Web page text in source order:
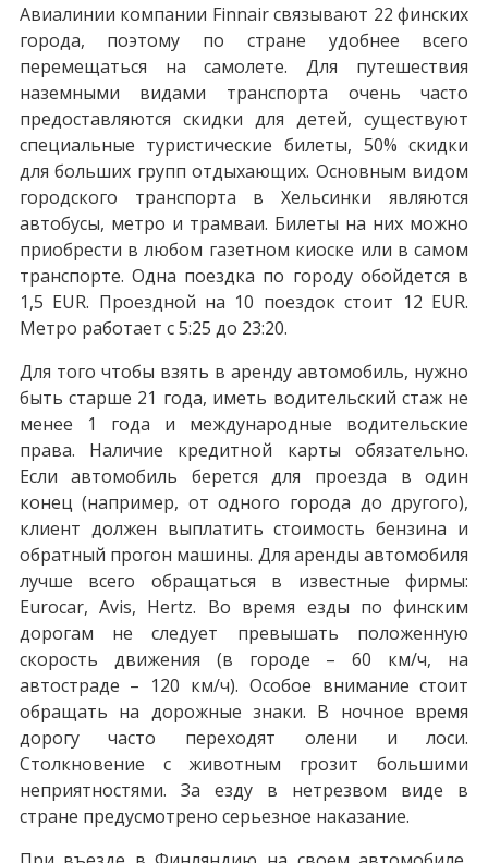
Авиалинии компании Finnair связывают 22 финских
города, поэтому по стране удобнее всего
перемещаться на самолете. Для путешествия
наземными видами транспорта очень часто
предоставляются скидки для детей, существуют
специальные туристические билеты, 50% скидки
для больших групп отдыхающих. Основным видом
городского транспорта в Хельсинки являются
автобусы, метро и трамваи. Билеты на них можно
приобрести в любом газетном киоске или в самом
транспорте. Одна поездка по городу обойдется в
1,5 EUR. Проездной на 10 поездок стоит 12 EUR.
Метро работает с 5:25 до 23:20.
Для того чтобы взять в аренду автомобиль, нужно
быть старше 21 года, иметь водительский стаж не
менее 1 года и международные водительские
права. Наличие кредитной карты обязательно.
Если автомобиль берется для проезда в один
конец (например, от одного города до другого),
клиент должен выплатить стоимость бензина и
обратный прогон машины. Для аренды автомобиля
лучше всего обращаться в известные фирмы:
Eurocar, Avis, Hertz. Во время езды по финским
дорогам не следует превышать положенную
скорость движения (в городе – 60 км/ч, на
автостраде – 120 км/ч). Особое внимание стоит
обращать на дорожные знаки. В ночное время
дорогу часто переходят олени и лоси.
Столкновение с животным грозит большими
неприятностями. За езду в нетрезвом виде в
стране предусмотрено серьезное наказание.